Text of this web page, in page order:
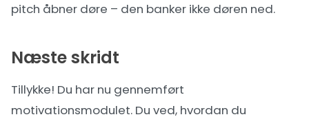
pitch åbner døre – den banker ikke døren ned.
Næste skridt
Tillykke! Du har nu gennemført
motivationsmodulet. Du ved, hvordan du